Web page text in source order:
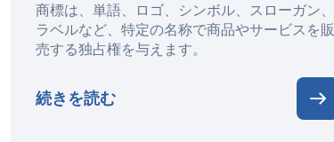
商標は、単語、ロゴ、シンボル、スローガン、
ラベルなど、特定の名称で商品やサービスを販
売する独占権を与えます。
続きを読む